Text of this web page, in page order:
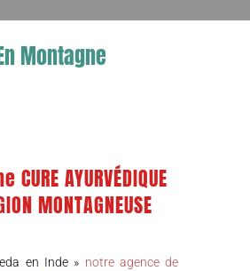
Montagne
CURE AYURVÉDIQUE
MONTAGNEUSE
en Inde » notre agence de